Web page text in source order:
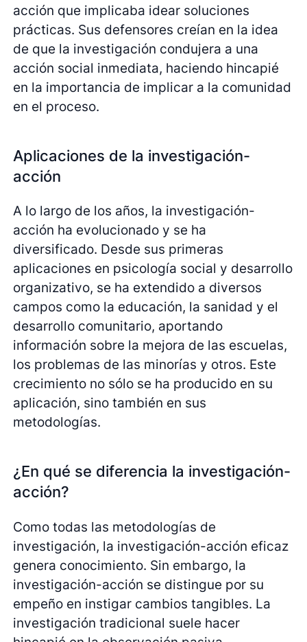
acción que implicaba idear soluciones
prácticas. Sus defensores creían en la idea
de que la investigación condujera a una
acción social inmediata, haciendo hincapié
en la importancia de implicar a la comunidad
en el proceso.
Aplicaciones de la investigación-
acción
A lo largo de los años, la investigación-
acción ha evolucionado y se ha
diversificado. Desde sus primeras
aplicaciones en psicología social y desarrollo
organizativo, se ha extendido a diversos
campos como la educación, la sanidad y el
desarrollo comunitario, aportando
información sobre la mejora de las escuelas,
los problemas de las minorías y otros. Este
crecimiento no sólo se ha producido en su
aplicación, sino también en sus
metodologías.
¿En qué se diferencia la investigación-
acción?
Como todas las metodologías de
investigación, la investigación-acción eficaz
genera conocimiento. Sin embargo, la
investigación-acción se distingue por su
empeño en instigar cambios tangibles. La
investigación tradicional suele hacer